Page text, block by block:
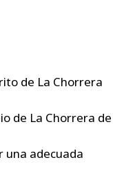
de La Chorrera
de La Chorrera de
una adecuada